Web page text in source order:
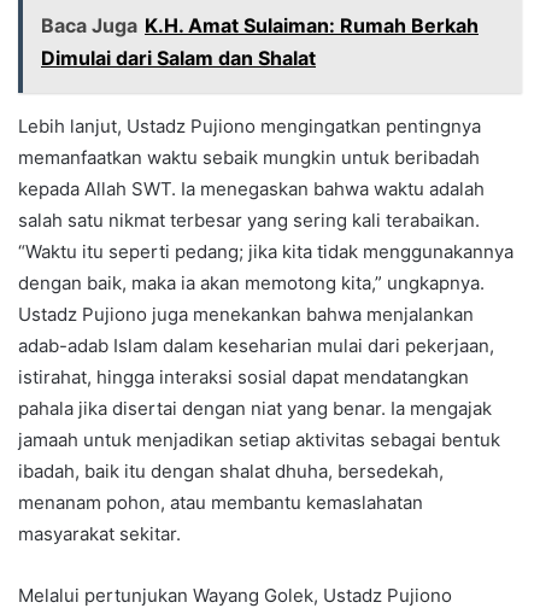
Baca Juga K.H. Amat Sulaiman: Rumah Berkah
Dimulai dari Salam dan Shalat
Lebih lanjut, Ustadz Pujiono mengingatkan pentingnya
memanfaatkan waktu sebaik mungkin untuk beribadah
kepada Allah SWT. Ia menegaskan bahwa waktu adalah
salah satu nikmat terbesar yang sering kali terabaikan.
“Waktu itu seperti pedang; jika kita tidak menggunakannya
dengan baik, maka ia akan memotong kita,” ungkapnya.
Ustadz Pujiono juga menekankan bahwa menjalankan
adab-adab Islam dalam keseharian mulai dari pekerjaan,
istirahat, hingga interaksi sosial dapat mendatangkan
pahala jika disertai dengan niat yang benar. Ia mengajak
jamaah untuk menjadikan setiap aktivitas sebagai bentuk
ibadah, baik itu dengan shalat dhuha, bersedekah,
menanam pohon, atau membantu kemaslahatan
masyarakat sekitar.
Melalui pertunjukan Wayang Golek, Ustadz Pujiono